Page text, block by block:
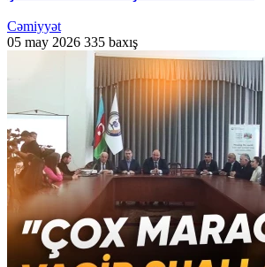
Cəmiyyət
05 may 2026 335 baxış